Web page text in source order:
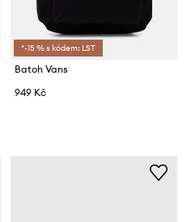
*-15 % s kódem: LST
Batoh Vans
949 Kč